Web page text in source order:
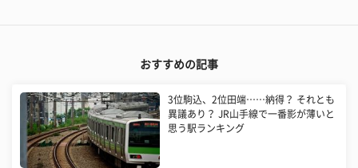
おすすめの記事
3位駒込、2位田端……納得？ それとも
異議あり？ JR山手線で一番影が薄いと
思う駅ランキング